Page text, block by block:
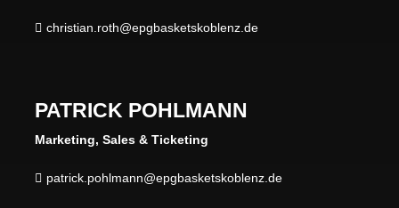
 christian.roth@epgbasketskoblenz.de
PATRICK POHLMANN
Marketing, Sales &Ticketing
 patrick.pohlmann@epgbasketskoblenz.de